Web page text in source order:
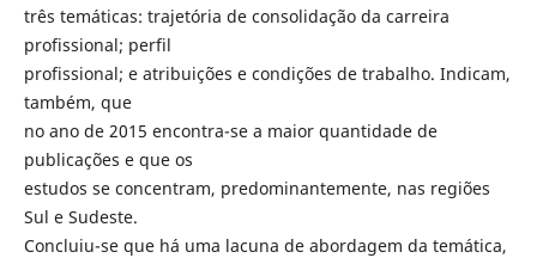
três temáticas: trajetória de consolidação da carreira
profissional; perfil
profissional; e atribuições e condições de trabalho. Indicam,
também, que
no ano de 2015 encontra-se a maior quantidade de
publicações e que os
estudos se concentram, predominantemente, nas regiões
Sul e Sudeste.
Concluiu-se que há uma lacuna de abordagem da temática,